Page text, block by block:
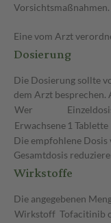
Vorsichtsmaßnahmen.
Eine vom Arzt
Dosierung
Die Dosierung sollte
dem Arzt besprechen.
Wer
Erwachsene 1 Tablette
Die empfohlene
Gesamtdosis
Wirkstoffe
Die angegebenen
Wirkstoff Tofacitinib